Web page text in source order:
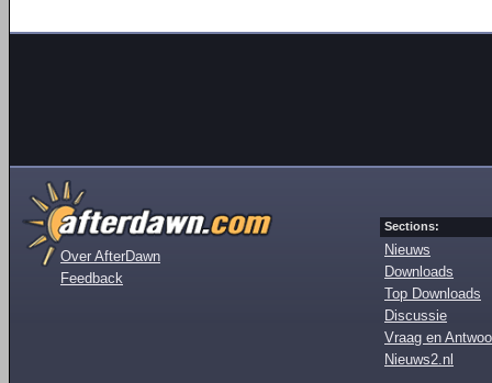
Over AfterDawn
Feedback
Sections:
Nieuws
Downloads
Top Downloads
Discussie
Vraag en
Nieuws2.nl